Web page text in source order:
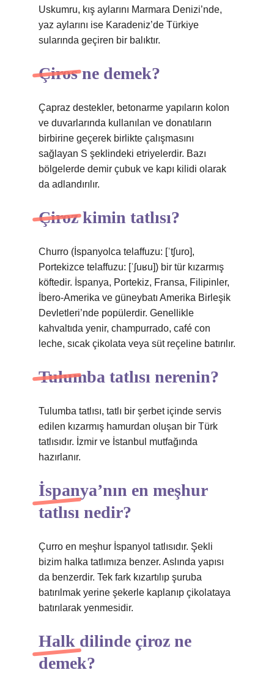
Uskumru, kış aylarını Marmara Denizi’nde,
yaz aylarını ise Karadeniz’de Türkiye
sularında geçiren bir balıktır.
Çiros ne demek?
Çapraz destekler, betonarme yapıların kolon
ve duvarlarında kullanılan ve donatıların
birbirine geçerek birlikte çalışmasını
sağlayan S şeklindeki etriyelerdir. Bazı
bölgelerde demir çubuk ve kapı kilidi olarak
da adlandırılır.
Çiroz kimin tatlısı?
Churro (İspanyolca telaffuzu: [ˈtʃuro],
Portekizce telaffuzu: [ˈʃuʁu]) bir tür kızarmış
köftedir. İspanya, Portekiz, Fransa, Filipinler,
İbero-Amerika ve güneybatı Amerika Birleşik
Devletleri’nde popülerdir. Genellikle
kahvaltıda yenir, champurrado, café con
leche, sıcak çikolata veya süt reçeline batırılır.
Tulumba tatlısı nerenin?
Tulumba tatlısı, tatlı bir şerbet içinde servis
edilen kızarmış hamurdan oluşan bir Türk
tatlısıdır. İzmir ve İstanbul mutfağında
hazırlanır.
İspanya’nın en meşhur
tatlısı nedir?
Çurro en meşhur İspanyol tatlısıdır. Şekli
bizim halka tatlımıza benzer. Aslında yapısı
da benzerdir. Tek fark kızartılıp şuruba
batırılmak yerine şekerle kaplanıp çikolataya
batırılarak yenmesidir.
Halk dilinde çiroz ne
demek?